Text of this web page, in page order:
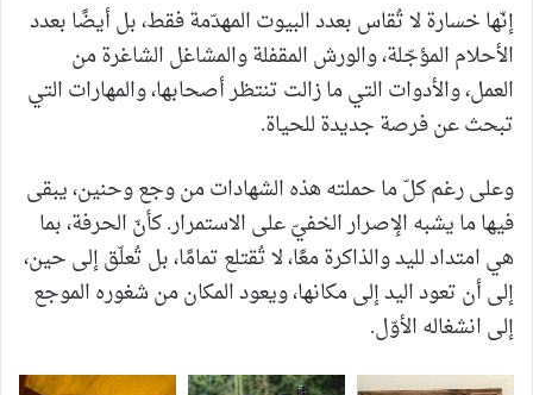
إنّها خسارة لا تُقاس بعدد البيوت المهدّمة فقط، بل أيضًا بعدد
الأحلام المؤجّلة، والورش المقفلة والمشاغل الشاغرة من
العمل، والأدوات التي ما زالت تنتظر أصحابها، والمهارات التي
تبحث عن فرصة جديدة للحياة.
وعلى رغم كلّ ما حملته هذه الشهادات من وجع وحنين، يبقى
فيها ما يشبه الإصرار الخفيّ على الاستمرار. كأنّ الحرفة، بما
هي امتداد لليد والذاكرة معًا، لا تُقتلع تمامًا، بل تُعلّق إلى حين،
إلى أن تعود اليد إلى مكانها، ويعود المكان من شغوره الموجع
إلى انشغاله الأوّل.